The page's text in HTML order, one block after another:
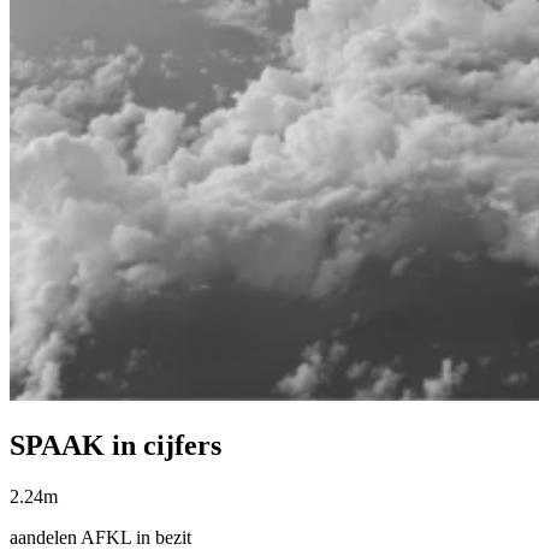
SPAAK in cijfers
2.24m
aandelen AFKL in bezit